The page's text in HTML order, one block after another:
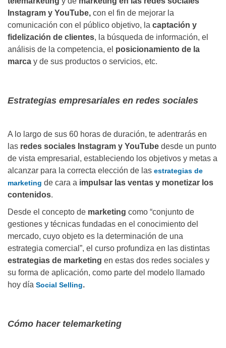
Instagram y YouTube, con el fin de mejorar la
comunicación con el público objetivo, la captación y
fidelización de clientes, la búsqueda de información, el
análisis de la competencia, el posicionamiento de la
marca y de sus productos o servicios, etc.
Estrategias empresariales en redes sociales
A lo largo de sus 60 horas de duración, te adentrarás en
las redes sociales Instagram y YouTube desde un punto
de vista empresarial, estableciendo los objetivos y metas a
alcanzar para la correcta elección de las estrategias de
marketing de cara a impulsar las ventas y monetizar los
contenidos.
Desde el concepto de marketing como “conjunto de
gestiones y técnicas fundadas en el conocimiento del
mercado, cuyo objeto es la determinación de una
estrategia comercial”, el curso profundiza en las distintas
estrategias de marketing en estas dos redes sociales y
su forma de aplicación, como parte del modelo llamado
hoy día Social Selling.
Cómo hacer telemarketing